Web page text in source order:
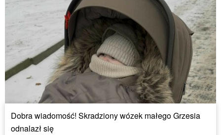
Dobra wiadomość! Skradziony wózek małego Grzesia
odnalazł się